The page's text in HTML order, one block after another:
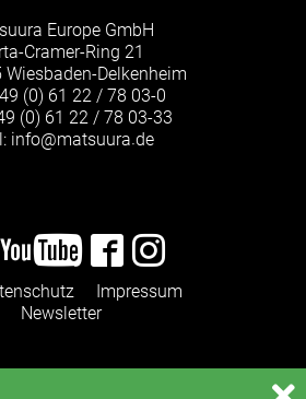
Europe GmbH
Cramer-Ring 21
Wiesbaden-Delkenheim
(0) 61 22 / 78 03-0
(0) 61 22 / 78 03-33
info@matsuura·de
Impressum
Newsletter